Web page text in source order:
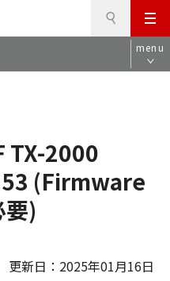
メ
ニ
ュ
menu
TX-2000
(Firmware
)
更新日：2025年01月16日